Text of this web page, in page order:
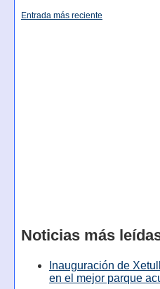
Entrada más reciente
Noticias más
Inauguración de
en el mejor parque